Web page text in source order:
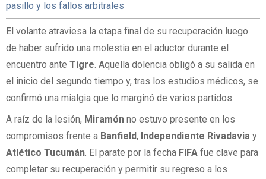
pasillo y los fallos arbitrales
El volante atraviesa la etapa final de su recuperación luego
de haber sufrido una molestia en el aductor durante el
encuentro ante Tigre. Aquella dolencia obligó a su salida en
el inicio del segundo tiempo y, tras los estudios médicos, se
confirmó una mialgia que lo marginó de varios partidos.
A raíz de la lesión, Miramón no estuvo presente en los
compromisos frente a Banfield, Independiente Rivadavia y
Atlético Tucumán . El parate por la fecha FIFA fue clave para
completar su recuperación y permitir su regreso a los